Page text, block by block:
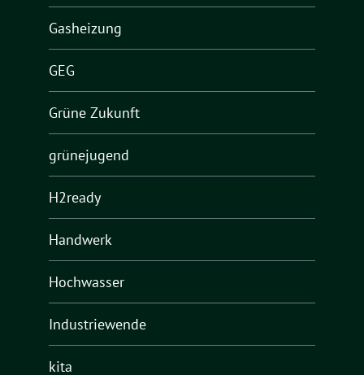
Gasheizung
GEG
Grüne Zukunft
grünejugend
H2ready
Handwerk
Hochwasser
Industriewende
kita